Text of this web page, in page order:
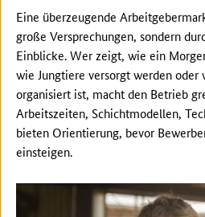
Eine überzeugende
große Versprechungen, sondern
Einblicke. Wer zeigt, wie ein
wie Jungtiere versorgt werden
organisiert ist, macht den Betrieb
Arbeitszeiten, Schichtmodellen,
bieten Orientierung, bevor
einsteigen.